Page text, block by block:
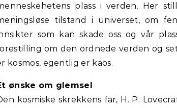
plass i verden. Her
tilstand i universet, om
som kan skade oss og vår
om den ordnede verden og
kosmos, egentlig er kaos.
ønske om glemsel
kosmiske skrekkens far, H. P.